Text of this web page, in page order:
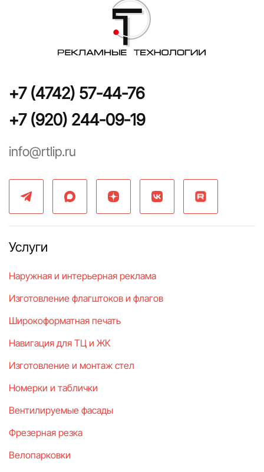
+7 (4742) 57-44-76
+7 (920) 244-09-19
info@rtlip.ru
Услуги
Наружная и интерьерная реклама
Изготовление флагштоков и флагов
Широкоформатная печать
Навигация для ТЦ и ЖК
Изготовление и монтаж стел
Номерки и таблички
Вентилируемые фасады
Фрезерная резка
Велопарковки